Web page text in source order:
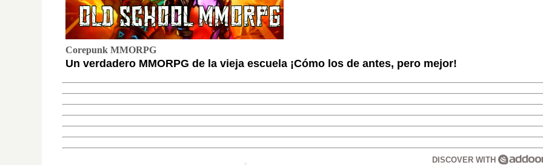
Corepunk MMORPG
Un verdadero MMORPG de la vieja escuela ¡Cómo los de antes, pero mejor!
DISCOVER WITH